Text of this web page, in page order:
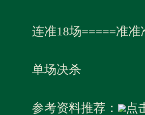
连准18场=====准准
单场决杀
参考资料推荐： 点